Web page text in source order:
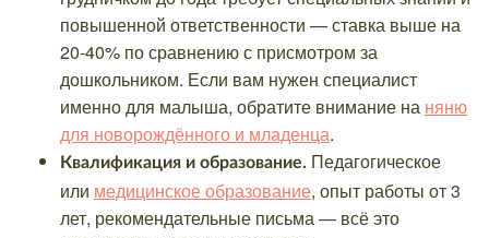
повышенной ответственности — ставка выше на
20-40% по сравнению с присмотром за
дошкольником. Если вам нужен специалист
именно для малыша, обратите внимание на няню
для новорождённого и младенца.
Квалификация и образование. Педагогическое
или медицинское образование, опыт работы от 3
лет, рекомендательные письма — всё это